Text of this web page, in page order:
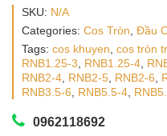
SKU: N/A
Categories: Cos Tròn Đầu
Tags: cos khuyen cos tròn
RNB1.25-3
RNB1.25-4
RNB2-4 RNB2-5 RNB2-6
RNB3.5-6
RNB5.5-4
0962118692